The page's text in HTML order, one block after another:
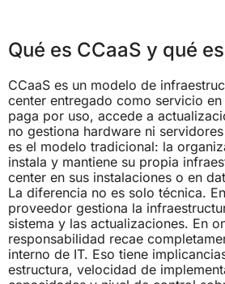
Qué es CCaaS y qué
CCaaS es un modelo de
center entregado como servicio
paga por uso, accede a
no gestiona hardware ni
es el modelo tradicional: la
instala y mantiene su propia
center en sus instalaciones o en
La diferencia no es solo técnica.
proveedor gestiona la
sistema y las actualizaciones. En
responsabilidad recae
interno de IT. Eso tiene
estructura, velocidad de